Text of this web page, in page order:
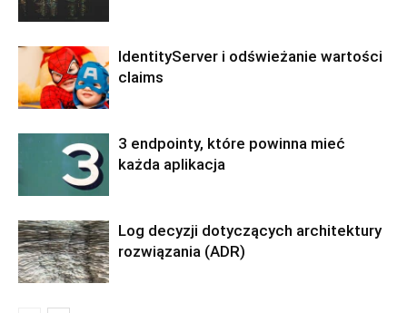
IdentityServer i odświeżanie wartości
claims
3 endpointy, które powinna mieć
każda aplikacja
Log decyzji dotyczących architektury
rozwiązania (ADR)